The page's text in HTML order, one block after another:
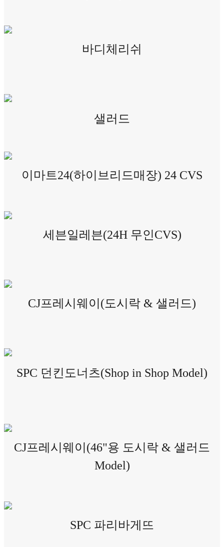
바디체리쉬
샐러드
이마트24(하이브리드매장) 24 CVS
세븐일레븐(24H 무인CVS)
CJ프레시웨이(도시락 & 샐러드)
SPC 던킨도너츠(Shop in Shop Model)
CJ프레시웨이(46"용 도시락 & 샐러드
Model)
SPC 파리바게뜨